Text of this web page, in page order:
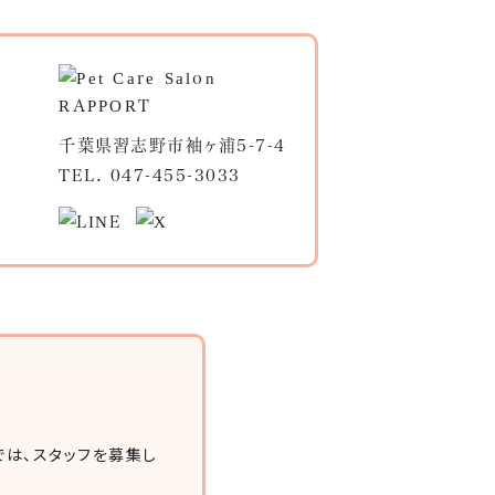
千葉県習志野市袖ヶ浦5-7-4
TEL. 047-455-3033
、スタッフを募集し